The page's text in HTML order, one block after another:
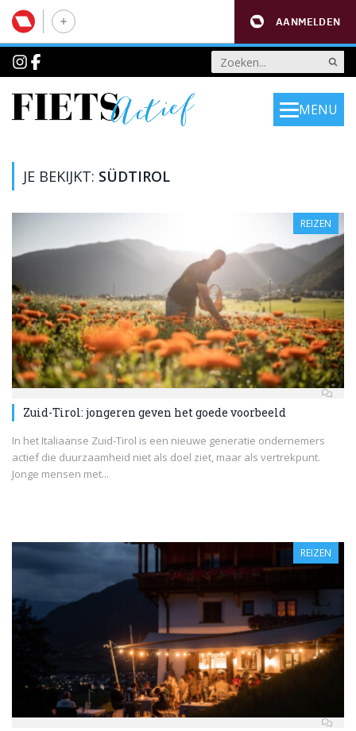
AANMELDEN
MENU
JE BEKIJKT: SÜDTIROL
REIZEN
Zuid-Tirol: jongeren geven het goede voorbeeld
In het Italiaanse Zuid-Tirol is een nieuwe generatie ondernemers
actief die duurzaamheid niet als doel ziet, maar als vertrekpunt.
Jonge mensen met...
REIZEN